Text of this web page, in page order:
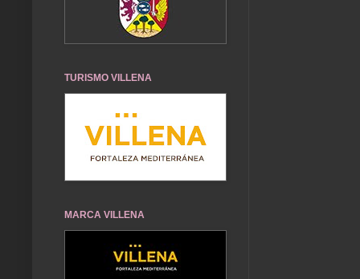
TURISMO VILLENA
MARCA VILLENA